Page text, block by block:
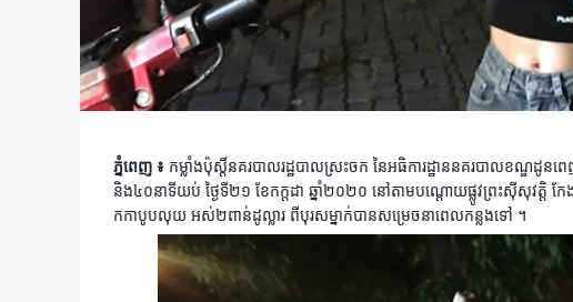
ភ្នំពេញ​ ៖​ កម្លាំងប៉ុស្តិ៍នគរបាលរដ្ឋបាលស្រះចក​ នៃអធិការដ្ឋាននគរបាលខណ្ឌដូនព
និង៤០នាទីយប់​ ថ្ងៃទី២១​ ខែកក្ដដា​ ឆ្នាំ​២០២០​ នៅតាមបណ្ដោយផ្លូវព្រះសុីសុវត្តិ​
កកាបូបលុយ​ អស់២ពាន់ដូល្លារ​ ពីបុរសម្នាក់បានសម្រេចនាពេលកន្លងទៅ​ ។